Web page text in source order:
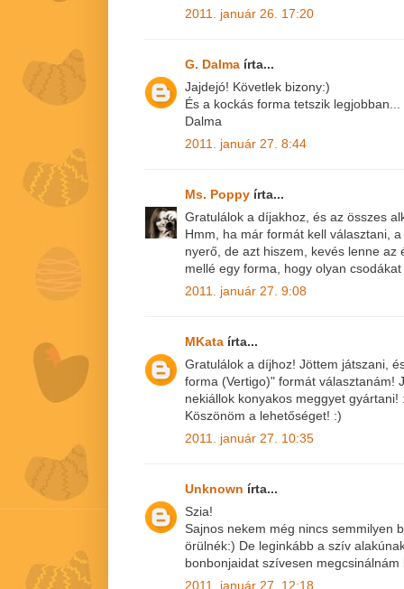
2011. január 26. 17:20
G. Dalma írta...
Jajdejó! Követlek bizony:)
És a kockás forma tetszik legjobban...
Dalma
2011. január 27. 8:44
Ms. Poppy írta...
Gratulálok a díjakhoz, és az összes
Hmm, ha már formát kell választani,
nyerő, de azt hiszem, kevés lenne az
mellé egy forma, hogy olyan
2011. január 27. 9:08
MKata írta...
Gratulálok a díjhoz! Jöttem játszani,
forma (Vertigo)" formát választanám!
nekiállok konyakos meggyet gyártani!
Köszönöm a lehetőséget! :)
2011. január 27. 10:35
Unknown írta...
Szia!
Sajnos nekem még nincs semmilyen
örülnék:) De leginkább a szív
bonbonjaidat szívesen megcsinálnám
2011. január 27. 12:18